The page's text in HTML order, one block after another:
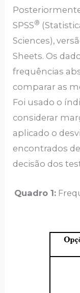
SPSS®
Sciences),
Sheets. Os
frequências
comparar as
Foi usado o
considerar
aplicado o
encontrados
decisão dos
Quadro 1: